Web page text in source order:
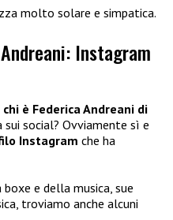
molto solare e simpatica.
Instagram
chi è Federica Andreani di
sui social? Ovviamente sì e
Instagram che ha
e della musica, sue
troviamo anche alcuni